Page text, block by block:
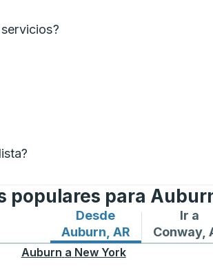
populares para
Desde
Auburn, AR
Rutas de autobuses
Ir a
Conway,
Rutas de
Auburn a New York